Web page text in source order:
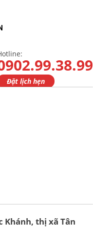
Đặt lịch hẹn
Khánh, thị xã Tân